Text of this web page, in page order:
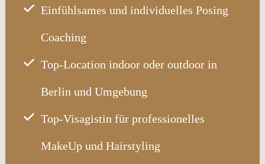
Einfühlsames und individuelles Posing
Coaching
Top-Location indoor oder outdoor in
Berlin und Umgebung
Top-Visagistin für professionelles
MakeUp und Hairstyling